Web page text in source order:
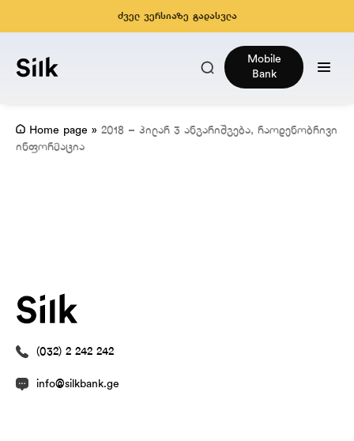
ძველ ვერსიაზე გადასვლა
Mobile
Bank
Home page » 2018 – პილარ 3 ანგარიშგება, რაოდენობრივი
ინფორმაცია
(032) 2 242 242
info@silkbank.ge